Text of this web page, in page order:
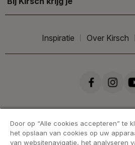
Inspiratie Over Kirsch
Door op “Alle cookies accepteren” te
het opslaan van cookies op uw
van websitenavigatie, het analyseren